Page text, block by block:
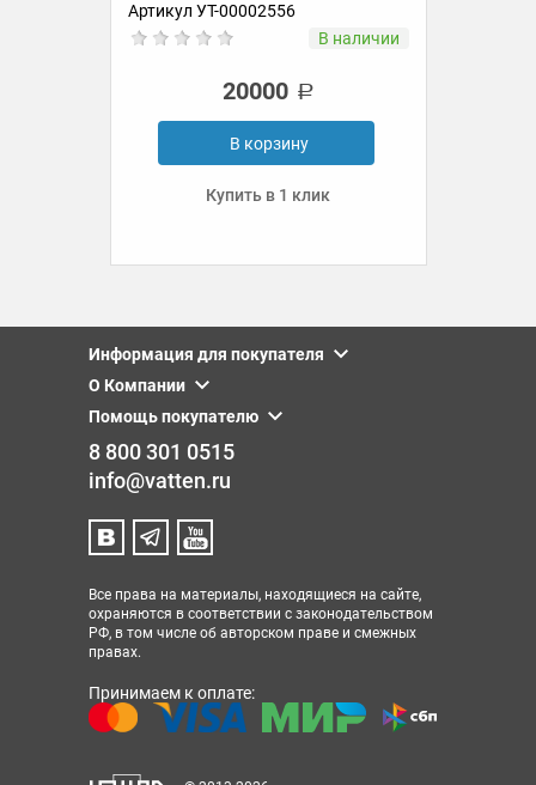
Артикул УТ-00002556
В наличии
20000
В корзину
Купить в 1 клик
Информация для покупателя
О Компании
Помощь покупателю
8 800 301 0515
info@vatten.ru
Все права на материалы, находящиеся на сайте,
охраняются в соответствии с законодательством
РФ, в том числе об авторском праве и смежных
правах.
Принимаем к оплате: